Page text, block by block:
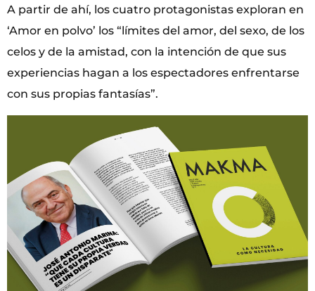
A partir de ahí, los cuatro protagonistas exploran en
‘Amor en polvo’ los “límites del amor, del sexo, de los
celos y de la amistad, con la intención de que sus
experiencias hagan a los espectadores enfrentarse
con sus propias fantasías”.